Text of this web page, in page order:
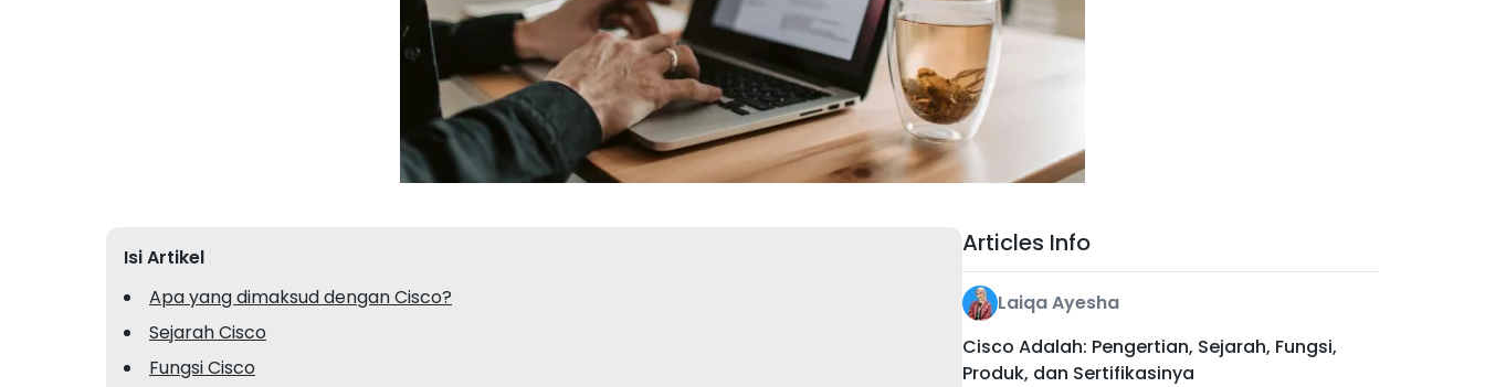
Isi Artikel
Apa yang dimaksud dengan Cisco?
Sejarah Cisco
Fungsi Cisco
Articles Info
Laiqa Ayesha
Cisco Adalah: Pengertian, Sejarah, Fungsi,
Produk, dan Sertifikasinya